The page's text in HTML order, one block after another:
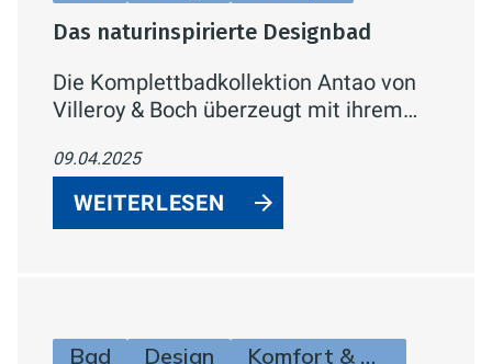
Das naturinspirierte Designbad
Die Komplettbadkollektion Antao von
Villeroy & Boch überzeugt mit ihrem
und einer großen Auswahl an
natürlichen Farben, Materialien und
Größen.
09.04.2025
WEITERLESEN
Bad Design Komfort & Hygiene